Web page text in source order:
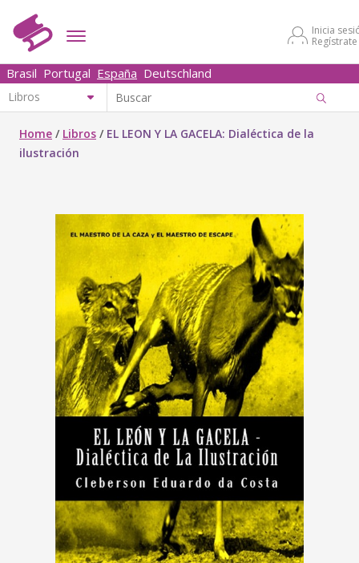
Inicia
Regístrate
Brasil Portugal España Deutschland
Home / Libros / EL LEON Y LA GACELA: Dialéctica de la
ilustración